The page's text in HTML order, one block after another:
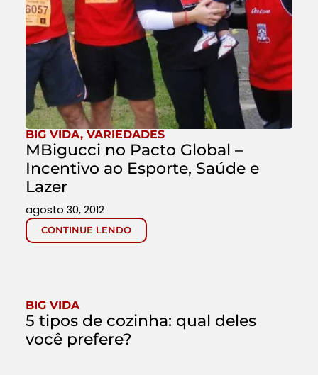
BIG VIDA, VARIEDADES
MBigucci no Pacto Global –
Incentivo ao Esporte, Saúde e
Lazer
CONTINUE LENDO
agosto 30, 2012
BIG VIDA
5 tipos de cozinha: qual deles
você prefere?